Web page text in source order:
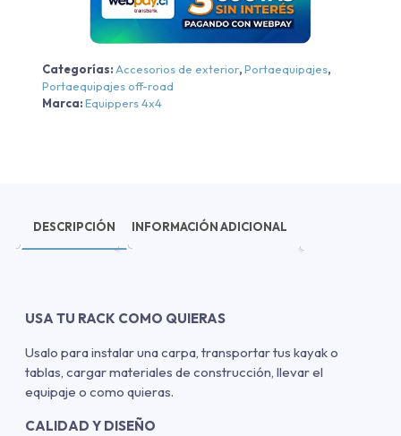
cantidad
Categorías:Accesorios de exterior,Portaequipajes,
Portaequipajes off-road
Marca:Equippers 4x4
DESCRIPCIÓN INFORMACIÓN ADICIONAL
USA TU RACK COMO QUIERAS
Usalo para instalar una carpa, transportar tus kayak o
tablas, cargar materiales de construcción, llevar el
equipaje o como quieras.
CALIDAD Y DISEÑO